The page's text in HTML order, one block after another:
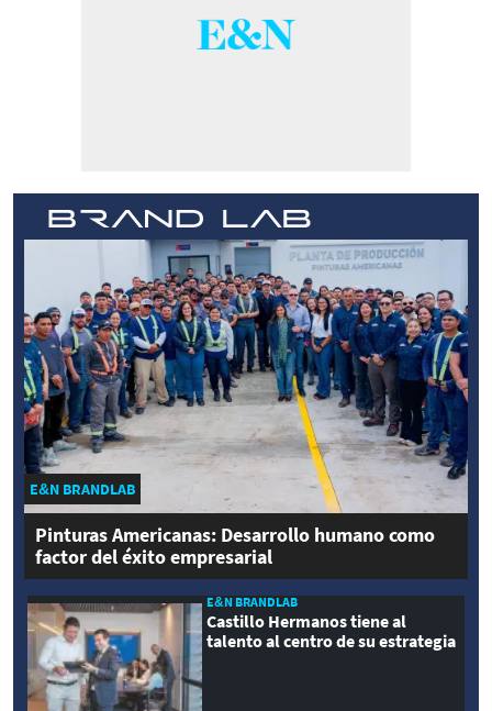
E&N BRANDLAB
Pinturas Americanas: Desarrollo humano como
factor del éxito empresarial
E&N BRANDLAB
Castillo Hermanos tiene al
talento al centro de su estrategia